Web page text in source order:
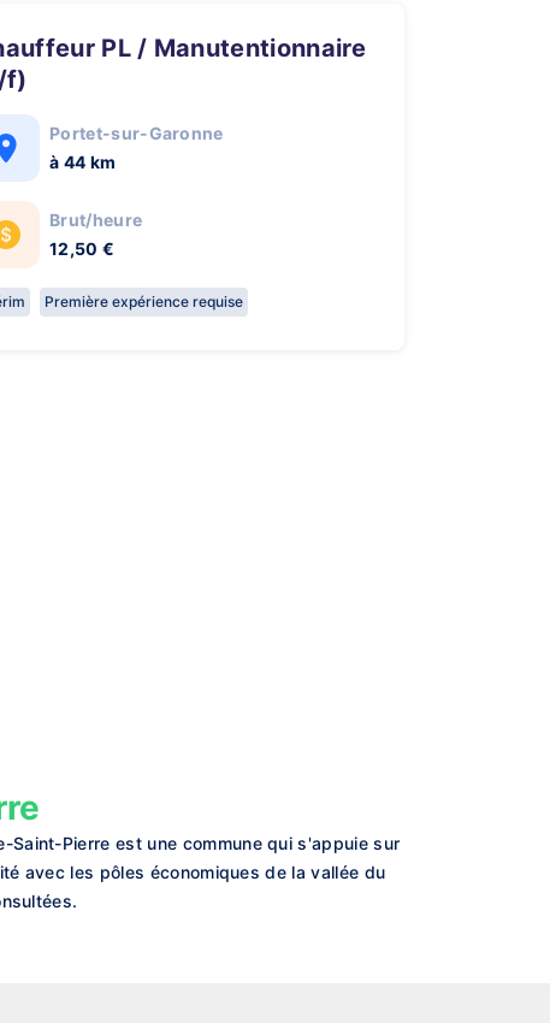
f)
Portet-sur-Garonne
à 44 km
Brut/heure
12,50 €
Première expérience requise
Pierre est une commune qui s'appuie sur
avec les pôles économiques de la vallée du